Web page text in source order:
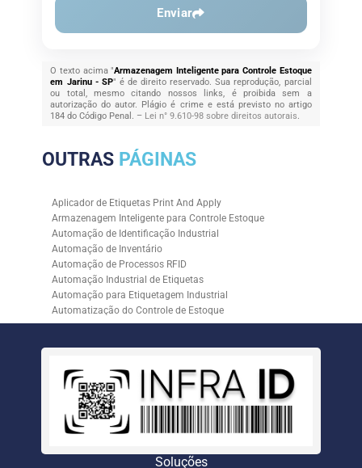
Enviar
O texto acima "Armazenagem Inteligente para Controle Estoque
em Jarinu - SP" é de direito reservado. Sua reprodução, parcial
ou total, mesmo citando nossos links, é proibida sem a
autorização do autor. Plágio é crime e está previsto no artigo
184 do Código Penal. – Lei n° 9.610-98 sobre direitos autorais.
OUTRAS PÁGINAS
Aplicador de Etiquetas Print And Apply
Armazenagem Inteligente para Controle Estoque
Automação de Identificação Industrial
Automação de Inventário
Automação de Processos RFID
Automação Industrial de Etiquetas
Automação para Etiquetagem Industrial
Automatização do Controle de Estoque
Controle de Estoque com RFID
Empresa de Automação para Processos Logísticos
Empresa de Rastreabilidade Industrial
Empresa de Soluções para Etiquetagem
Empresa Especializada em Inventário de Estoque
Etiqueta RFID para Controle de Estoque
Inventário de Estoque Automatizado
Soluções